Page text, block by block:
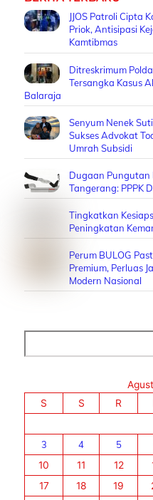
JJOS Patroli Cipta
Priok, Antisipasi
Kamtibmas
Ditreskrimum
Tersangka Kasus
Balaraja
Senyum Nenek
Sukses Advokat
Umrah Subsidi
Dugaan Pungutan
Tangerang: PPPK
Tingkatkan
Peningkatan
Perum BULOG
Premium, Perluas
Modern Nasional
S
S R
3
4 5
10
11 12
17
18 19